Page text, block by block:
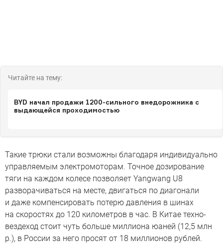
Читайте на тему:
BYD начал продажи 1200-сильного внедорожника с
выдающейся проходимостью
Такие трюки стали возможны благодаря индивидуально
управляемым электромоторам. Точное дозирование
тяги на каждом колесе позволяет Yangwang U8
разворачиваться на месте, двигаться по диагонали
и даже компенсировать потерю давления в шинах
на скоростях до 120 километров в час. В Китае техно-
вездеход стоит чуть больше миллиона юаней (12,5 млн
р.), в России за него просят от 18 миллионов рублей.